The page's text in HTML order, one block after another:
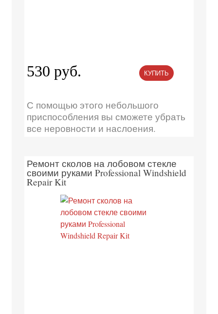
530 руб. КУПИТЬ
С помощью этого небольшого
приспособления вы сможете убрать
все неровности и наслоения.
Ремонт сколов на лобовом стекле
своими руками Professional Windshield
Repair Kit